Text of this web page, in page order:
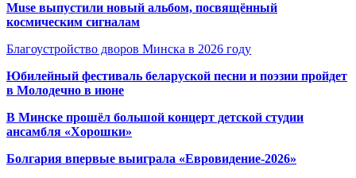
Muse выпустили новый альбом, посвящённый
космическим сигналам
Благоустройство дворов Минска в 2026 году
Юбилейный фестиваль беларуской песни и поэзии пройдет
в Молодечно в июне
В Минске прошёл большой концерт детской студии
ансамбля «Хорошки»
Болгария впервые выиграла «Евровидение-2026»